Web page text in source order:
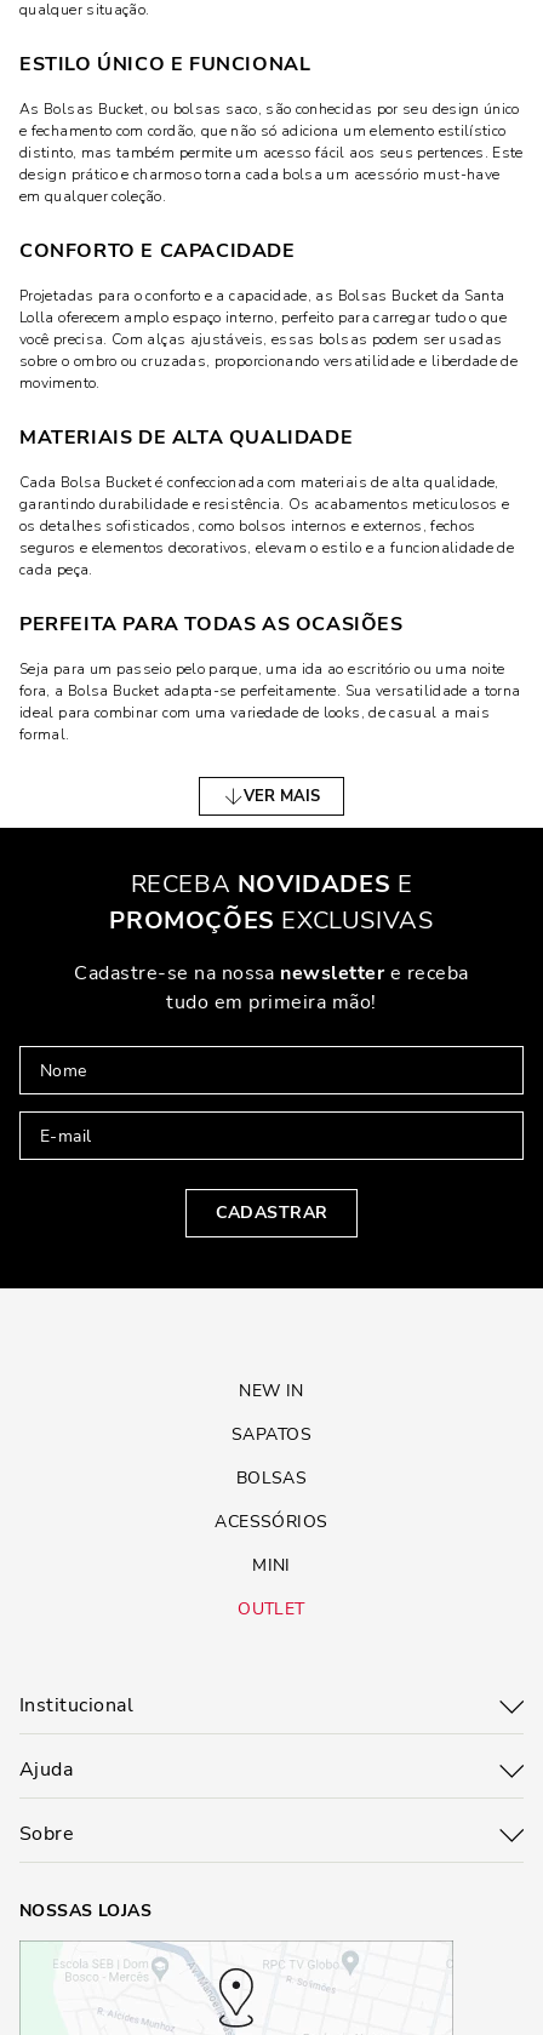
qualquer situação.
ESTILO ÚNICO E FUNCIONAL
As Bolsas Bucket, ou bolsas saco, são conhecidas por seu design único
e fechamento com cordão, que não só adiciona um elemento estilístico
distinto, mas também permite um acesso fácil aos seus pertences. Este
design prático e charmoso torna cada bolsa um acessório must-have
em qualquer coleção.
CONFORTO E CAPACIDADE
Projetadas para o conforto e a capacidade, as Bolsas Bucket da Santa
Lolla oferecem amplo espaço interno, perfeito para carregar tudo o que
você precisa. Com alças ajustáveis, essas bolsas podem ser usadas
sobre o ombro ou cruzadas, proporcionando versatilidade e liberdade de
movimento.
MATERIAIS DE ALTA QUALIDADE
Cada Bolsa Bucket é confeccionada com materiais de alta qualidade,
garantindo durabilidade e resistência. Os acabamentos meticulosos e
os detalhes sofisticados, como bolsos internos e externos, fechos
seguros e elementos decorativos, elevam o estilo e a funcionalidade de
cada peça.
PERFEITA PARA TODAS AS OCASIÕES
Seja para um passeio pelo parque, uma ida ao escritório ou uma noite
fora, a Bolsa Bucket adapta-se perfeitamente. Sua versatilidade a torna
ideal para combinar com uma variedade de looks, de casual a mais
formal.
DESCUBRA NOSSA COLEÇÃO
Visite a Santa Lolla hoje e escolha entre nossa ampla variedade de
faça da sua bolsa um statement de moda em seu dia a dia.
VER MAIS
RECEBA NOVIDADES E
PROMOÇÕES EXCLUSIVAS
Cadastre-se na nossa newslettere receba
tudo em primeira mão!
CADASTRAR
NEW IN
SAPATOS
BOLSAS
ACESSÓRIOS
MINI
OUTLET
Institucional
Ajuda
Sobre
NOSSAS LOJAS